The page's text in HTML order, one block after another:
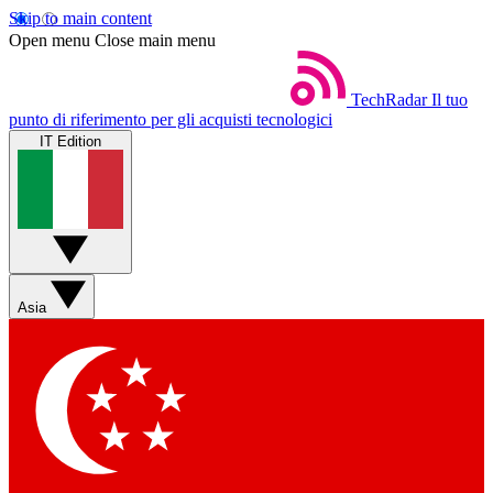
Skip to main content
Open menu Close main menu
TechRadar Il tuo
punto di riferimento per gli acquisti tecnologici
IT Edition
Asia